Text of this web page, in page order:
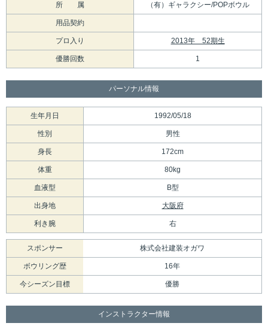
所 属 （有）ギャラクシー/POPボウル
用品契約
プロ入り 2013年 52期生
優勝回数 1
パーソナル情報
生年月日 1992/05/18
性別 男性
身長 172cm
体重 80kg
血液型 B型
出身地 大阪府
利き腕 右
スポンサー 株式会社建装オガワ
ボウリング歴 16年
今シーズン目標 優勝
インストラクター情報